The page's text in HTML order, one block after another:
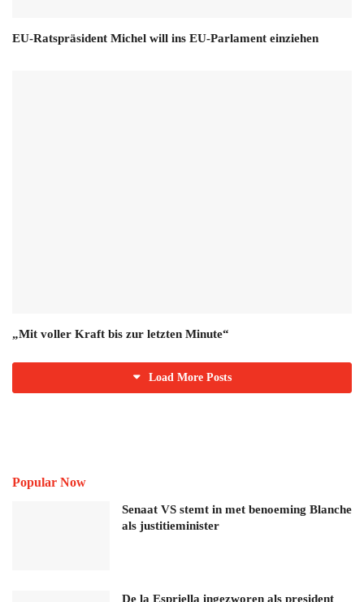
EU-Ratspräsident Michel will ins EU-Parlament einziehen
„Mit voller Kraft bis zur letzten Minute“
Load More Posts
Popular Now
Senaat VS stemt in met benoeming Blanche
als justitieminister
De la Espriella ingezworen als president